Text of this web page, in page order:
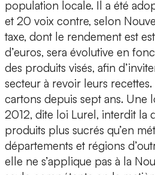
population locale. Il a été
et 20 voix contre, selon
taxe, dont le rendement est
d’euros, sera évolutive en
des produits visés, afin
secteur à revoir leurs
cartons depuis sept ans. Une
2012, dite loi Lurel, interdit la
produits plus sucrés qu’en
départements et régions
elle ne s’applique pas à la